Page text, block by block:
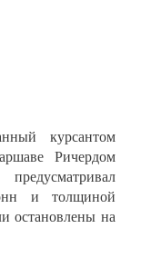
курсантом
Ричердом
и толщиной
остановлены на